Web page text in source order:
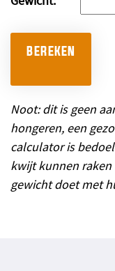
BEREKEN
Noot: dit is geen
hongeren, een
calculator is
kwijt kunnen
gewicht doet met